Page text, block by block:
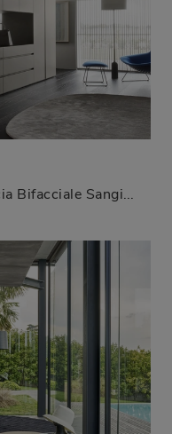
Cerchi un'armadiatura Breccia Bifacciale Sangiacomo? Clicca subito! Gli armadi componibili con ante battenti ti aspettano.